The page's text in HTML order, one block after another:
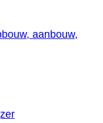
aanbouw,